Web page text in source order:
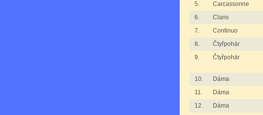
5.
Carcassonne
6.
Clans
7.
Continuo
8.
Čtyřpohár
9.
Čtyřpohár
10. Dáma
11.
Dáma
12.
Dáma